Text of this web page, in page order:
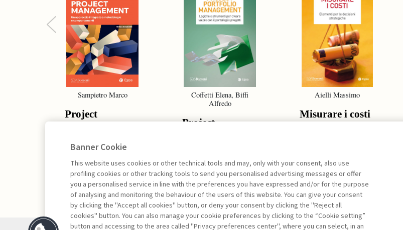
Previous
Sampietro Marco
Project
Coffetti Elena, Biffi
Alfredo
Project
Aielli Massimo
Misurare i costi
ARCHIVIO
Banner Cookie
This website uses cookies or other technical tools and may, only with your consent, also use
profiling cookies or other tracking tools to send you personalised advertising messages or offer
you a personalised service in line with the preferences you have expressed and/or for the purpose
of analysing and monitoring the behaviour of the users of this website. You can give your consent
by clicking the "Accept all cookies" button, or deny your consent by clicking the "Reject all
cookies" button. You can also manage your cookie preferences by clicking to the “Cookie setting”
button and accessing to the area called "Privacy preferences center", where you can select, in an